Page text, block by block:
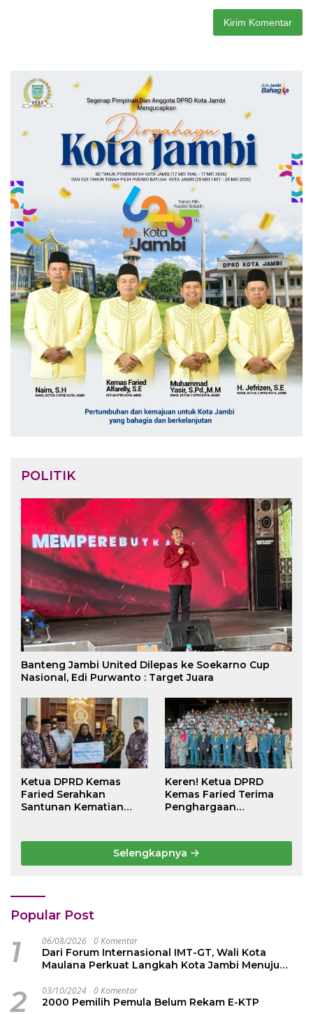
POLITIK
Banteng Jambi United Dilepas ke Soekarno Cup
Nasional, Edi Purwanto : Target Juara
Ketua DPRD Kemas
Faried Serahkan
Santunan Kematian
Juta kepada Ahli Waris
Keren! Ketua DPRD
Kemas Faried Terima
Penghargaan
dari Persekutuan
Pengakap Malaysia
Selengkapnya
Popular Post
1 06/08/2026 0 Komentar
Dari Forum Internasional IMT-GT, Wali Kota
Maulana Perkuat Langkah Kota Jambi Menuju
2 03/10/2024 0 Komentar
2000 Pemilih Pemula Belum Rekam E-KTP